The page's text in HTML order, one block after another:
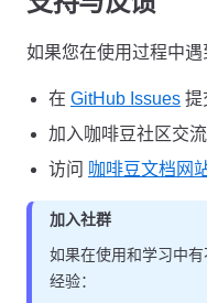
如果您在使用过程中遇
在 GitHub Issues 提
加入咖啡豆社区交
访问 咖啡豆文档网
加入社群
如果在使用和学习中
经验：